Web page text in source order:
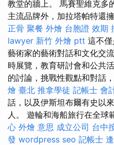
教堂的牆上。 馬賽聖維克多
主流品牌外，加拉塔帕特還
正骨 聚餐 外燴 台胞證 效期
lawyer 新竹 外燴 ptt 這不
藝術家的藝術對話和文化交
時展覽，教育研討會和公共
的討論，挑戰性觀點和對話
燴 臺北 推拿學徒 記帳士 會
話，以及伊斯坦布爾有史以
人。 遊輪和海船旅行在全球
心 外燴 意思 成立公司 台中
發 wordpress seo 記帳士